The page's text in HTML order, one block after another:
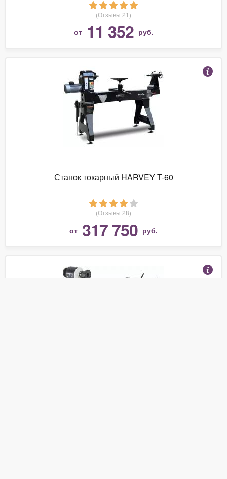
(Отзывы 21)
от 11 352 руб.
Станок токарный HARVEY T-60
(Отзывы 28)
от 317 750 руб.